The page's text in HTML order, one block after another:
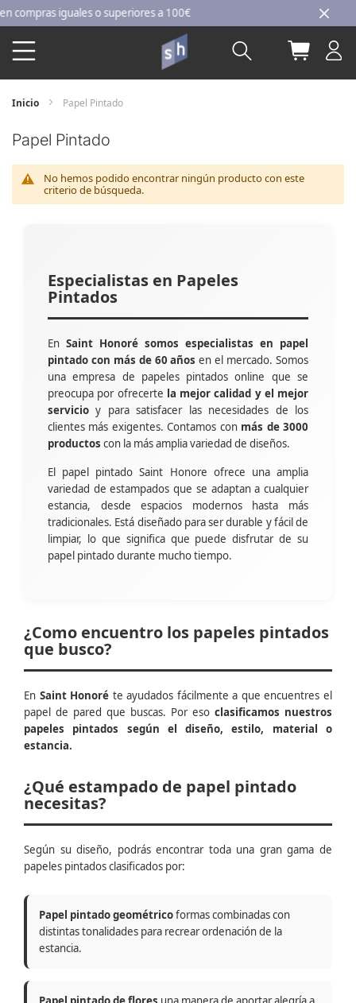
Ir
al
contenido
iguales o superiores a 100€
Buscar Mi
Inicio Papel Pintado
Papel Pintado
No hemos podido encontrar ningún producto con este
criterio de búsqueda.
Especialistas en Papeles
Pintados
En Saint Honoré somos especialistas en papel
pintado con más de 60 años en el mercado. Somos
una empresa de papeles pintados online que se
preocupa por ofrecerte la mejor calidad y el mejor
servicio y para satisfacer las necesidades de los
clientes más exigentes. Contamos con más de 3000
productos con la más amplia variedad de diseños.
El papel pintado Saint Honore ofrece una amplia
variedad de estampados que se adaptan a cualquier
estancia, desde espacios modernos hasta más
tradicionales. Está diseñado para ser durable y fácil de
limpiar, lo que significa que puede disfrutar de su
papel pintado durante mucho tiempo.
¿Como encuentro los papeles pintados
que busco?
En Saint Honoré te ayudados fácilmente a que encuentres el
papel de pared que buscas. Por eso clasificamos nuestros
papeles pintados según el diseño, estilo, material o
estancia.
¿Qué estampado de papel pintado
necesitas?
Según su diseño, podrás encontrar toda una gran gama de
papeles pintados clasificados por:
Papel pintado geométricoformas combinadas con
distintas tonalidades para recrear ordenación de la
estancia.